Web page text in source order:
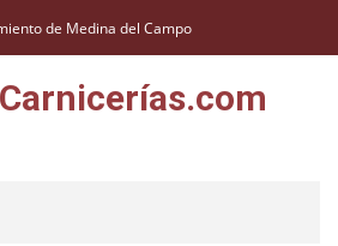
de Medina del Campo